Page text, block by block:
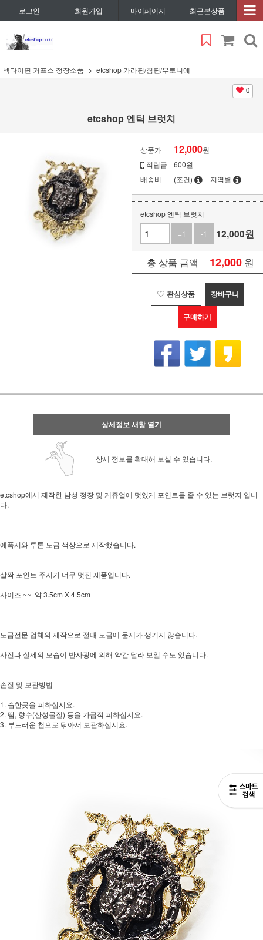
로그인 회원가입 마이페이지 최근본상품
넥타이핀 커프스 정장소품 etcshop 카라핀/침핀/부토니에
0
etcshop 엔틱 브럿치
상품가 12,000원
적립금
600원
배송비
(조건) 지역별
etcshop 엔틱 브럿치
+1
-1 12,000원
총 상품 금액 12,000 원
관심상품 장바구니
구매하기
상세정보 새창 열기
상세 정보를 확대해 보실 수 있습니다.
etcshop에서 제작한 남성 정장 및 케쥬얼에 멋있게 포인트를 줄 수 있는 브럿지 입니
다.
에폭시와 투톤 도금 색상으로 제작했습니다.
살짝 포인트 주시기 너무 멋진 제품입니다.
사이즈 ~~ 약 3.5cm X 4.5cm
도금전문 업체의 제작으로 절대 도금에 문제가 생기지 않습니다.
사진과 실제의 모습이 반사광에 의해 약간 달라 보일 수도 있습니다.
손질 및 보관방법
1. 습한곳을 피하십시요.
2. 땀, 향수(산성물질) 등을 가급적 피하십시요.
3. 부드러운 천으로 닦아서 보관하십시요.